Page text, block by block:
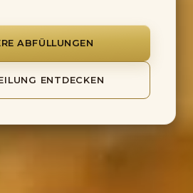
ABFÜLLUNGEN
ENTDECKEN